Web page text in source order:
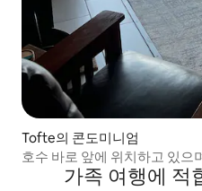
Tofte의 콘도미니엄
호수 바로 앞에 위치하고 있으
가족 여행에 적